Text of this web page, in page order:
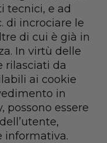
tecnici, e ad
di incrociare le
di cui è già in
In virtù delle
rilasciati da
ai cookie
in
possono essere
informativa.